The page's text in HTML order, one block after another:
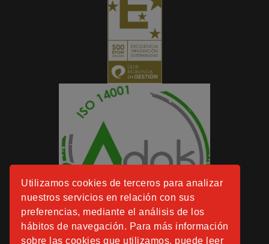
Utilizamos cookies de terceros para analizar
nuestros servicios en relación con sus
preferencias, mediante el análisis de los
hábitos de navegación. Para más información
sobre las cookies que utilizamos, puede leer